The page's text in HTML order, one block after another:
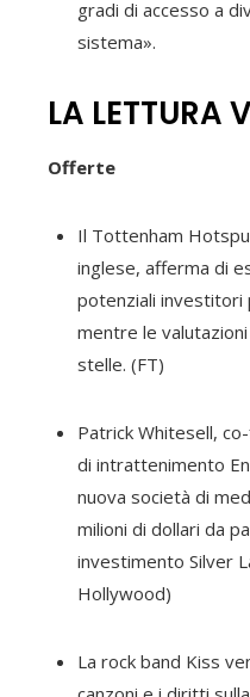
gradi di accesso a
sistema».
LA LETTURA
Offerte
Il Tottenham
inglese, afferma di
potenziali investitori
mentre le
stelle. (FT)
Patrick Whitesell,
di intrattenimento
nuova società di
milioni di dollari da
investimento Silver
Hollywood)
La rock band Kiss